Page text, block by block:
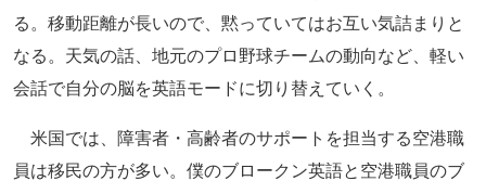
る。移動距離が長いので、黙っていてはお互い気詰まりと
なる。天気の話、地元のプロ野球チームの動向など、軽い
会話で自分の脳を英語モードに切り替えていく。
米国では、障害者・高齢者のサポートを担当する空港職
員は移民の方が多い。僕のブロークン英語と空港職員のブ